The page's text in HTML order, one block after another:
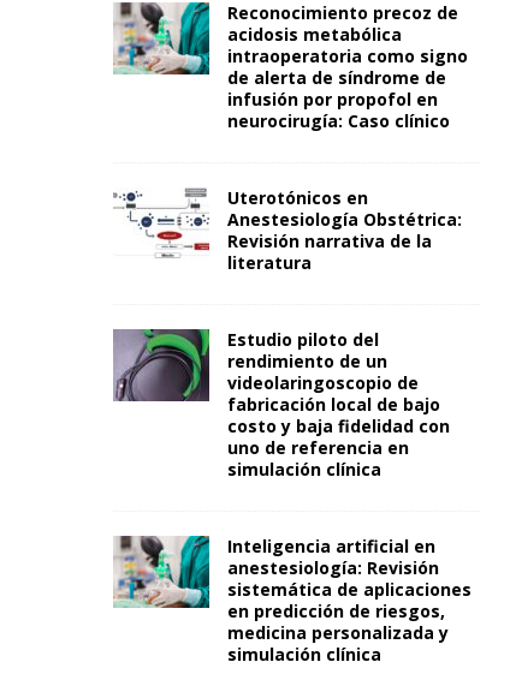
Reconocimiento precoz de
acidosis metabólica
intraoperatoria como signo
de alerta de síndrome de
infusión por propofol en
neurocirugía: Caso clínico
Uterotónicos en
Anestesiología Obstétrica:
Revisión narrativa de la
literatura
Estudio piloto del
rendimiento de un
videolaringoscopio de
fabricación local de bajo
costo y baja fidelidad con
uno de referencia en
simulación clínica
Inteligencia artificial en
anestesiología: Revisión
sistemática de aplicaciones
en predicción de riesgos,
medicina personalizada y
simulación clínica